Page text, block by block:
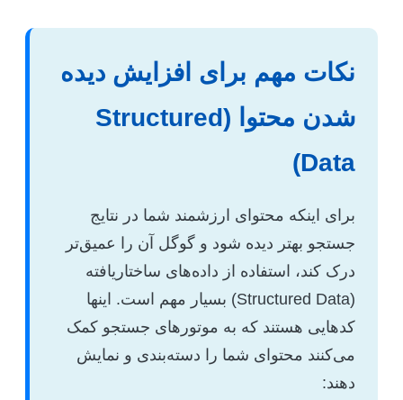
نکات مهم برای افزایش دیده
شدن محتوا (Structured
Data)
برای اینکه محتوای ارزشمند شما در نتایج
جستجو بهتر دیده شود و گوگل آن را عمیق‌تر
درک کند، استفاده از داده‌های ساختاریافته
(Structured Data) بسیار مهم است. اینها
کدهایی هستند که به موتورهای جستجو کمک
می‌کنند محتوای شما را دسته‌بندی و نمایش
دهند: